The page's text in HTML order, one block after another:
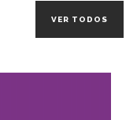
VER TODOS